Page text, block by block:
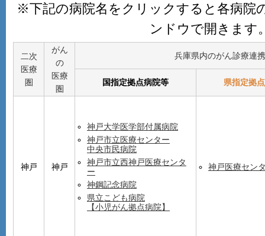
※下記の病院名をクリックすると各病院
ンドウで開きます
二次
医療
圏
がん
の
医療
圏
兵庫県内のがん診療連
国指定拠点病院等 県指定拠
神戸 神戸
神戸大学医学部付属病院
神戸市立医療センター
中央市民病院
神戸市立西神戸医療センタ
ー
神鋼記念病院
県立こども病院
【小児がん拠点病院】
神戸医療セン